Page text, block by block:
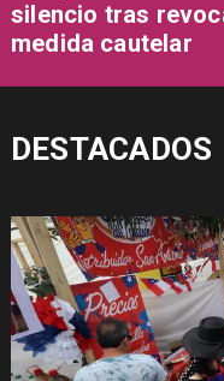
silencio tras
medida cautelar
DESTACADOS